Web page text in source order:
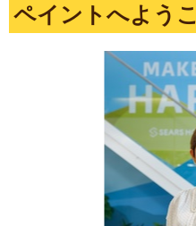
ペイントへよう